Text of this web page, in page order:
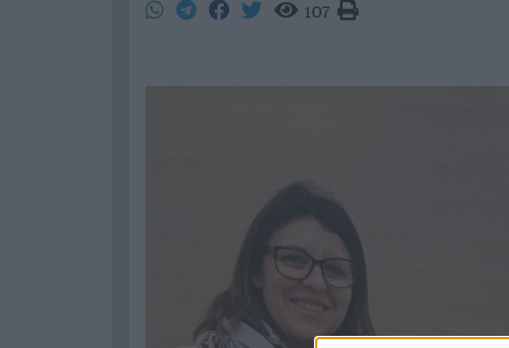
107